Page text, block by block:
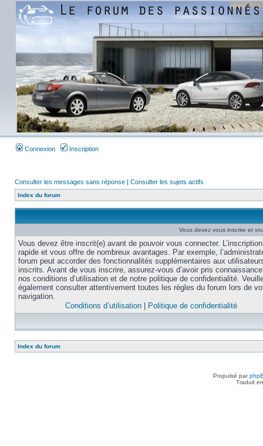
Connexion Inscription
Consulter les messages sans réponse | Consulter les sujets actifs
Index du forum
Vous devez vous inscrire et
Vous devez être inscrit(e) avant de pouvoir vous connecter.
rapide et vous offre de nombreux avantages. Par exemple,
forum peut accorder des fonctionnalités supplémentaires aux
inscrits. Avant de vous inscrire, assurez-vous d’avoir pris
nos conditions d’utilisation et de notre politique de confidentialité.
également consulter attentivement toutes les règles du forum lors de
navigation.
Conditions d’utilisation
Politique de confidentialité
Index du forum
Propulsé par
Traduit